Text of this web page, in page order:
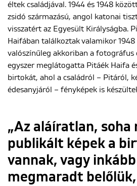
éltek családjával. 1944 és 1948
zsidó származású, angol katonai
visszatért az Egyesült Királyságba.
Haifában találkoztak valamikor 1948
valószínűleg akkoriban a fotográfus
egyszer meglátogatta Pitáék Haifa
birtokát, ahol a családról – Pitáról,
édesanyjáról – fényképek is
„Az aláíratlan, soha
publikált képek a
vannak, vagy
megmaradt belőlük,